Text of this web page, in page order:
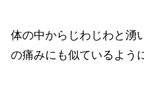
体の中からじわじわと湧
の痛みにも似ているよう